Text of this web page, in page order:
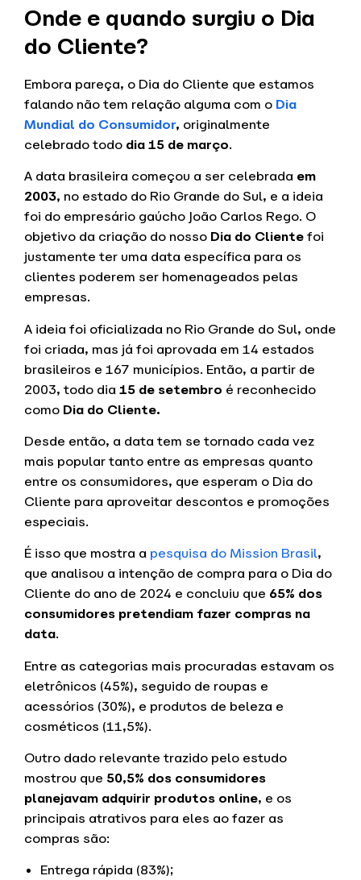
Onde e quando surgiu o Dia
do Cliente?
Embora pareça, o Dia do Cliente que estamos
falando não tem relação alguma com o Dia
Mundial do Consumidor, originalmente
celebrado todo dia 15 de março.
A data brasileira começou a ser celebrada em
2003, no estado do Rio Grande do Sul, e a ideia
foi do empresário gaúcho João Carlos Rego. O
objetivo da criação do nosso Dia do Clientefoi
justamente ter uma data específica para os
clientes poderem ser homenageados pelas
empresas.
A ideia foi oficializada no Rio Grande do Sul, onde
foi criada, mas já foi aprovada em 14 estados
brasileiros e 167 municípios. Então, a partir de
2003, todo dia15 de setembro é reconhecido
como Dia do Cliente.
Desde então, a data tem se tornado cada vez
mais popular tanto entre as empresas quanto
entre os consumidores, que esperam o Dia do
Cliente para aproveitar descontos e promoções
especiais.
É isso que mostra apesquisa do Mission Brasil,
que analisou a intenção de compra para o Dia do
Cliente do ano de 2024 e concluiu que 65% dos
consumidores pretendiam fazer compras na
data.
Entre as categorias mais procuradas estavam os
eletrônicos (45%), seguido de roupas e
acessórios (30%), e produtos de beleza e
cosméticos (11,5%).
Outro dado relevante trazido pelo estudo
mostrou que 50,5% dos consumidores
planejavam adquirir produtos online, e os
principais atrativos para eles ao fazer as
compras são:
Entrega rápida (83%);